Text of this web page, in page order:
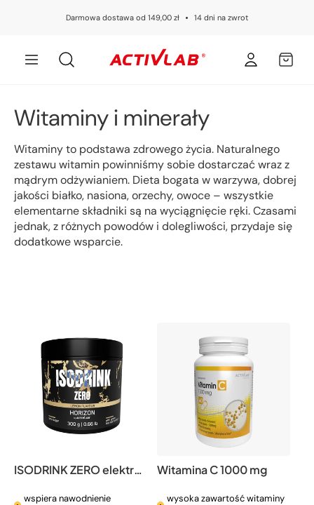
Darmowa dostawa od 149,00 zł 14 dni na zwrot
się
KOSZYK
K
o
l
e
k
c
Witaminy i minerały
Witaminy to podstawa zdrowego życia. Naturalnego
zestawu witamin powinniśmy sobie dostarczać wraz z
mądrym odżywianiem. Dieta bogata w warzywa, dobrej
jakości białko, nasiona, orzechy, owoce – wszystkie
elementarne składniki są na wyciągnięcie ręki. Czasami
jednak, z różnych powodów i dolegliwości, przydaje się
dodatkowe wsparcie.
ISODRINK ZERO elektrolity z witaminami bez cukru i kalorii
wspiera nawodnienie
Witamina C 1000 mg
wysoka zawartość witaminy